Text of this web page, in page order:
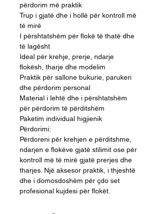
përdorim më praktik
Trup i gjatë dhe i hollë për kontroll më
të mirë
I përshtatshëm për flokë të thatë dhe
të lagësht
Ideal për krehje, prerje, ndarje
flokësh, tharje dhe modelim
Praktik për sallone bukurie, parukeri
dhe përdorim personal
Material i lehtë dhe i përshtatshëm
për përdorim të përditshëm
Paketim individual higjienik
Përdorimi:
Përdoreni për krehjen e përditshme,
ndarjen e flokëve gjatë stilimit ose për
kontroll më të mirë gjatë prerjes dhe
tharjes. Një aksesor praktik, i thjeshtë
dhe i domosdoshëm për çdo set
profesional kujdesi për flokët.